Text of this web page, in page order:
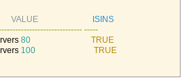
VALUE
ISINS
---------------------------- -----
80
TRUE
100 TRUE